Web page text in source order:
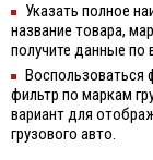
Указать полное
название товара,
получите данные
Воспользоваться
фильтр по маркам
вариант для
грузового авто.